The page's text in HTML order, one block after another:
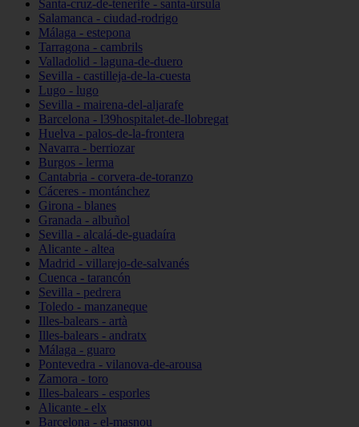
Santa-cruz-de-tenerife - santa-úrsula
Salamanca - ciudad-rodrigo
Málaga - estepona
Tarragona - cambrils
Valladolid - laguna-de-duero
Sevilla - castilleja-de-la-cuesta
Lugo - lugo
Sevilla - mairena-del-aljarafe
Barcelona - l39hospitalet-de-llobregat
Huelva - palos-de-la-frontera
Navarra - berriozar
Burgos - lerma
Cantabria - corvera-de-toranzo
Cáceres - montánchez
Girona - blanes
Granada - albuñol
Sevilla - alcalá-de-guadaíra
Alicante - altea
Madrid - villarejo-de-salvanés
Cuenca - tarancón
Sevilla - pedrera
Toledo - manzaneque
Illes-balears - artà
Illes-balears - andratx
Málaga - guaro
Pontevedra - vilanova-de-arousa
Zamora - toro
Illes-balears - esporles
Alicante - elx
Barcelona - el-masnou